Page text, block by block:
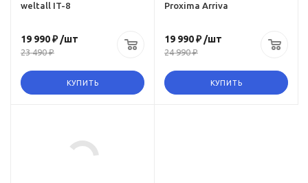
weltall IT-8
19 990 ₽/шт
23 490 ₽
КУПИТЬ
Proxima Arriva
19 990 ₽/шт
24 990 ₽
КУПИТЬ